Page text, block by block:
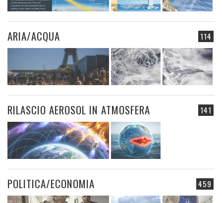
114
ARIA/ACQUA
141
RILASCIO AEROSOL IN ATMOSFERA
459
POLITICA/ECONOMIA